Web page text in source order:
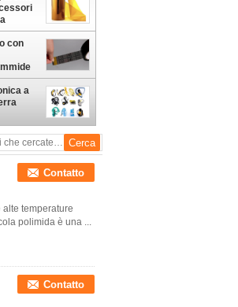
con
a
Contatto
temperature
polimida è una ...
Contatto